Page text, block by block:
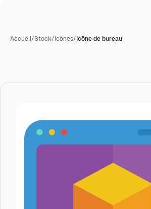
Accueil/Stock/Icônes/Icône de bureau